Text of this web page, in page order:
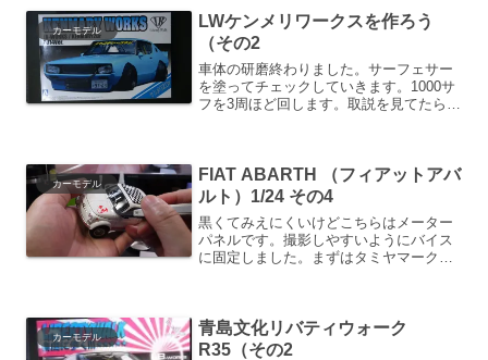
カーモデル
LWケンメリワークスを作ろう
（その2
車体の研磨終わりました。サーフェサー
を塗ってチェックしていきます。1000サ
フを3周ほど回します。取説を見てたら大
いてる。あうあ～ニ...
カーモデル
FIAT ABARTH （フィアットアバ
ルト）1/24 その4
黒くてみえにくいけどこちらはメーター
パネルです。撮影しやすいようにバイス
に固定しました。まずはタミヤマークフ
位置において、微調整。マ...
カーモデル
青島文化リバティウォーク
R35（その2